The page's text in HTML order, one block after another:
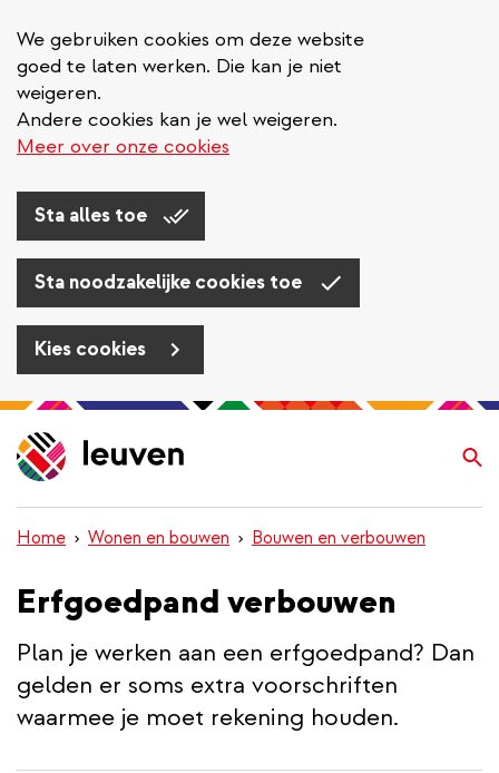
We gebruiken cookies om deze website
goed te laten werken. Die kan je niet
weigeren.
Andere cookies kan je wel weigeren.
Meer over onze cookies
Sta alles toe
Sta noodzakelijke cookies toe
Kies cookies
Overslaan
en
naar
inhoud
gaan
Home Wonen en bouwen Bouwen en verbouwen
Erfgoedpand verbouwen
Plan je werken aan een erfgoedpand? Dan
gelden er soms extra voorschriften
waarmee je moet rekening houden.